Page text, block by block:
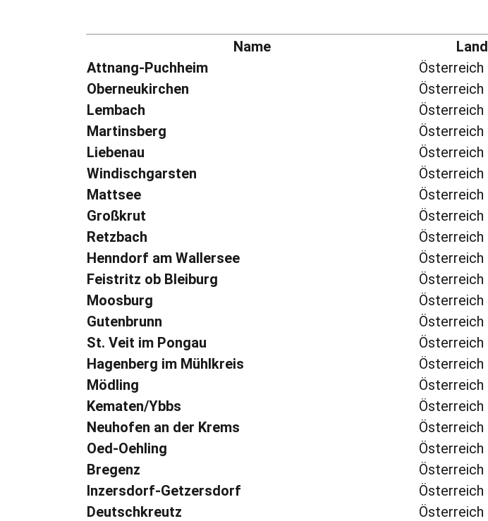
Name Land
Attnang-Puchheim
Österreich
Oberneukirchen
Österreich
Lembach
Österreich
Martinsberg
Österreich
Liebenau
Österreich
Windischgarsten
Österreich
Mattsee
Österreich
Großkrut
Österreich
Retzbach
Österreich
Henndorf am Wallersee
Österreich
Feistritz ob Bleiburg
Österreich
Moosburg
Österreich
Gutenbrunn
Österreich
St. Veit im Pongau
Österreich
Hagenberg im Mühlkreis
Österreich
Mödling
Österreich
Kematen/Ybbs
Österreich
Neuhofen an der Krems
Österreich
Oed-Oehling
Österreich
Bregenz
Österreich
Inzersdorf-Getzersdorf
Österreich
Deutschkreutz
Österreich